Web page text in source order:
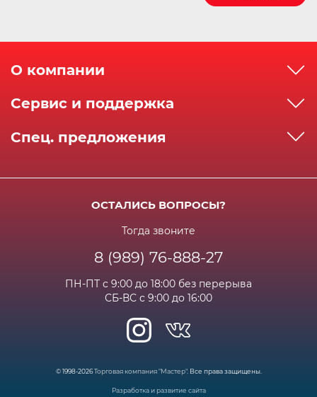
О компании
Сервисный центр
Сервис и поддержка
Доставка
Возрат и гарантия
Спец. предложения
Часто задаваемые вопросы
ОСТАЛИСЬ ВОПРОСЫ?
Тогда звоните
8 (989) 76-888-27
ПН-ПТ с 9:00 до 18:00 без перерыва
СБ-ВС с 9:00 до 16:00
© 1998-2026Торговая компания "Мастер". Все права защищены.
Разработка и развитие сайта